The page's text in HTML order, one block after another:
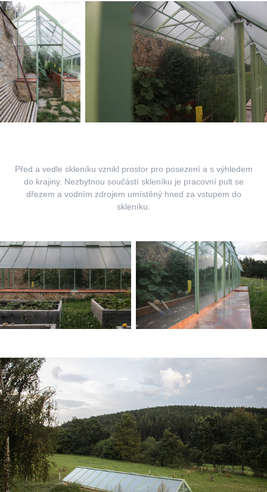
Před a vedle skleníku vznikl prostor pro posezení a s výhledem
do krajiny. Nezbytnou součástí skleníku je pracovní pult se
dřezem a vodním zdrojem umístěný hned za vstupem do
skleníku.